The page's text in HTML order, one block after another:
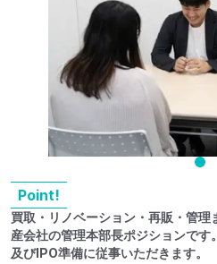
Point!
買取・リノベーション・再販・管
産会社の管理本部長ポジションです
及びIPO準備に従事いただきます。